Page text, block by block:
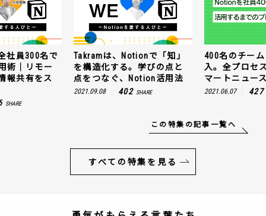
社員300名で
術｜リモー
報共有をス
SHARE
Takramは、Notionで「知」
を構造化する。学びの点と
点をつなぐ、Notion活用法
2021.09.08 402 SHARE
400名のチー
入。全プロセ
マートニュー
2021.06.07 427
この特集の記事一覧へ
すべての特集を見る